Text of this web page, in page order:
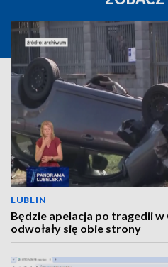
LUBLIN
Będzie apelacja po tragedii w
odwołały się obie strony